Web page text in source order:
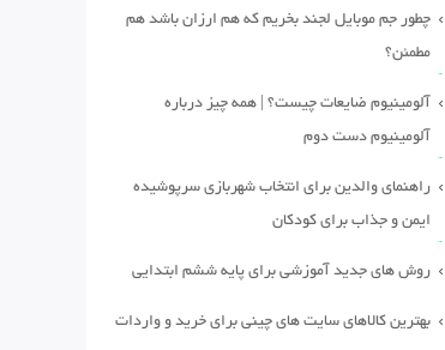
چطور جم موبایل لجند بخریم که هم ارزان باشد هم
مطمئن؟
آلومینیوم ضایعات چیست؟ | همه چیز درباره
آلومینیوم دست دوم
راهنمای والدین برای انتخاب شهربازی سرپوشیده
ایمن و جذاب برای کودکان
روش های جدید آموزشی برای پایه ششم ابتدایی
بهترین کالاهای سایت های چینی برای خرید و واردات